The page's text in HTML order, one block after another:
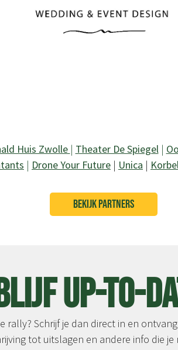
Huis Zwolle | Theater De Spiegel|
| Drone Your Future | Unica |
BEKIJK PARTNERS
up-to-
rally? Schrijf je dan direct in en
tot uitslagen en andere info die je